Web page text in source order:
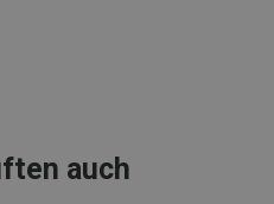
auch